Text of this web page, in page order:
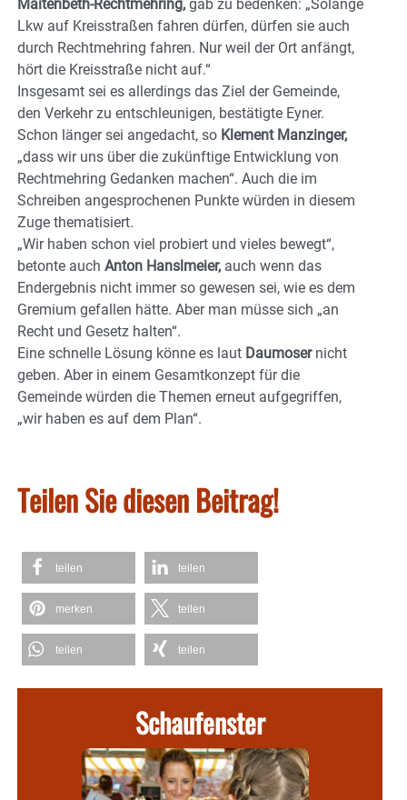
Maitenbeth-Rechtmehring, gab zu bedenken: „Solange
Lkw auf Kreisstraßen fahren dürfen, dürfen sie auch
durch Rechtmehring fahren. Nur weil der Ort anfängt,
hört die Kreisstraße nicht auf.“
Insgesamt sei es allerdings das Ziel der Gemeinde,
den Verkehr zu entschleunigen, bestätigte Eyner.
Schon länger sei angedacht, so Klement Manzinger,
„dass wir uns über die zukünftige Entwicklung von
Rechtmehring Gedanken machen“. Auch die im
Schreiben angesprochenen Punkte würden in diesem
Zuge thematisiert.
„Wir haben schon viel probiert und vieles bewegt“,
betonte auch Anton Hanslmeier, auch wenn das
Endergebnis nicht immer so gewesen sei, wie es dem
Gremium gefallen hätte. Aber man müsse sich „an
Recht und Gesetz halten“.
Eine schnelle Lösung könne es laut Daumosernicht
geben. Aber in einem Gesamtkonzept für die
Gemeinde würden die Themen erneut aufgegriffen,
„wir haben es auf dem Plan“.
Teilen Sie diesen Beitrag!
teilen teilen
merken teilen
teilen teilen
Schaufenster